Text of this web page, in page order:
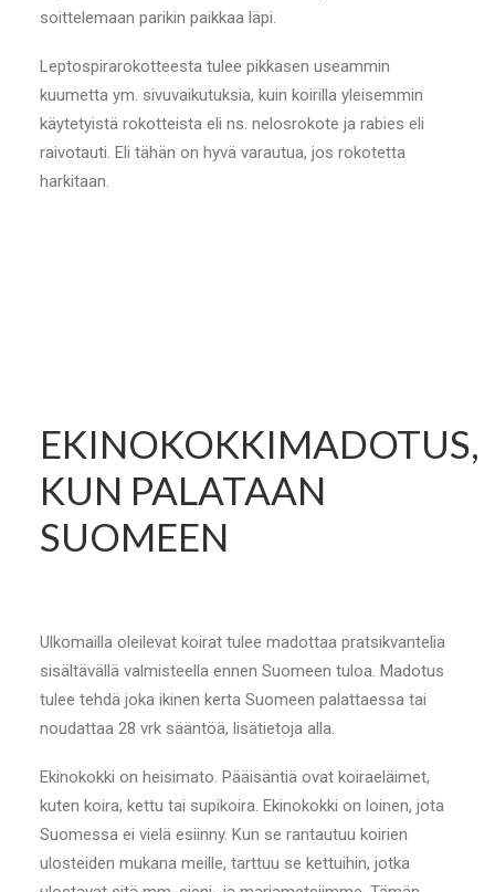
soittelemaan parikin paikkaa läpi.
Leptospirarokotteesta tulee pikkasen useammin
kuumetta ym. sivuvaikutuksia, kuin koirilla yleisemmin
käytetyistä rokotteista eli ns. nelosrokote ja rabies eli
raivotauti. Eli tähän on hyvä varautua, jos rokotetta
harkitaan.
EKINOKOKKIMADOTUS,
KUN PALATAAN
SUOMEEN
Ulkomailla oleilevat koirat tulee madottaa pratsikvantelia
sisältävällä valmisteella ennen Suomeen tuloa. Madotus
tulee tehdä joka ikinen kerta Suomeen palattaessa tai
noudattaa 28 vrk sääntöä, lisätietoja alla.
Ekinokokki on heisimato. Pääisäntiä ovat koiraeläimet,
kuten koira, kettu tai supikoira. Ekinokokki on loinen, jota
Suomessa ei vielä esiinny. Kun se rantautuu koirien
ulosteiden mukana meille, tarttuu se kettuihin, jotka